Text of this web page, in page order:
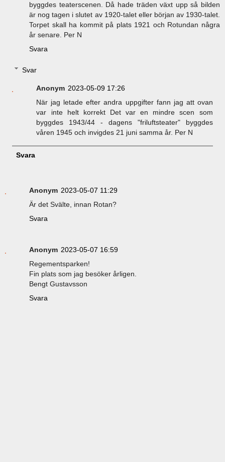
byggdes teaterscenen. Då hade träden växt upp så bilden
är nog tagen i slutet av 1920-talet eller början av 1930-talet.
Torpet skall ha kommit på plats 1921 och Rotundan några
år senare. Per N
Svara
Svar
Anonym 2023-05-09 17:26
När jag letade efter andra uppgifter fann jag att ovan
var inte helt korrekt Det var en mindre scen som
byggdes 1943/44 - dagens "friluftsteater" byggdes
våren 1945 och invigdes 21 juni samma år. Per N
Svara
Anonym 2023-05-07 11:29
Är det Svälte, innan Rotan?
Svara
Anonym 2023-05-07 16:59
Regementsparken!
Fin plats som jag besöker årligen.
Bengt Gustavsson
Svara